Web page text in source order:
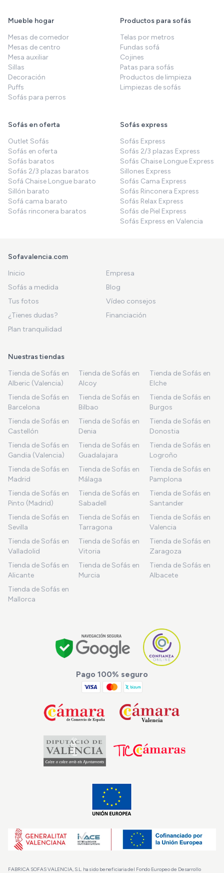
Mueble hogar
Mesas de comedor
Mesas de centro
Mesa auxiliar
Sillas
Decoración
Puffs
Sofás para perros
Productos para sofás
Telas por metros
Fundas sofá
Cojines
Patas para sofás
Productos de limpieza
Limpiezas de sofás
Sofás en oferta
Outlet Sofás
Sofás en oferta
Sofás baratos
Sofás 2/3 plazas baratos
Sofá Chaise Longue barato
Sillón barato
Sofá cama barato
Sofás rinconera baratos
Sofás express
Sofás Express
Sofás 2/3 plazas Express
Sofás Chaise Longue Express
Sillones Express
Sofás Cama Express
Sofás Rinconera Express
Sofás Relax Express
Sofás de Piel Express
Sofás Express en Valencia
Sofavalencia.com
Inicio
Empresa
Sofás a medida
Blog
Tus fotos
Vídeo consejos
¿Tienes dudas?
Financiación
Plan tranquilidad
Nuestras tiendas
Tienda de Sofás en
Alberic (Valencia)
Tienda de Sofás en
Alcoy
Tienda de Sofás en
Elche
Tienda de Sofás en
Barcelona
Tienda de Sofás en
Bilbao
Tienda de Sofás en
Burgos
Tienda de Sofás en
Castellón
Tienda de Sofás en
Denia
Tienda de Sofás en
Donostia
Tienda de Sofás en
Gandia (Valencia)
Tienda de Sofás en
Guadalajara
Tienda de Sofás en
Logroño
Tienda de Sofás en
Madrid
Tienda de Sofás en
Málaga
Tienda de Sofás en
Pamplona
Tienda de Sofás en
Pinto (Madrid)
Tienda de Sofás en
Sabadell
Tienda de Sofás en
Santander
Tienda de Sofás en
Sevilla
Tienda de Sofás en
Tarragona
Tienda de Sofás en
Valencia
Tienda de Sofás en
Valladolid
Tienda de Sofás en
Vitoria
Tienda de Sofás en
Zaragoza
Tienda de Sofás en
Alicante
Tienda de Sofás en
Murcia
Tienda de Sofás en
Albacete
Tienda de Sofás en
Mallorca
Pago 100% seguro
FABRICA SOFAS VALENCIA, S.L. ha sido beneficiaria del Fondo Europeo de Desarrollo